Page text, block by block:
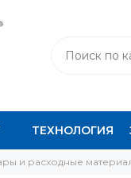
ТЕХНОЛОГИЯ
и расходные